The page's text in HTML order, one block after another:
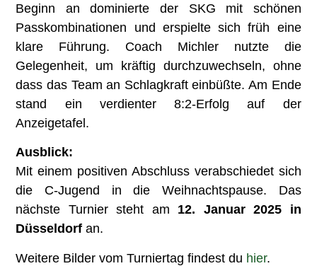
Beginn an dominierte der SKG mit schönen
Passkombinationen und erspielte sich früh eine
klare Führung. Coach Michler nutzte die
Gelegenheit, um kräftig durchzuwechseln, ohne
dass das Team an Schlagkraft einbüßte. Am Ende
stand ein verdienter 8:2-Erfolg auf der
Anzeigetafel.
Ausblick:
Mit einem positiven Abschluss verabschiedet sich
die C-Jugend in die Weihnachtspause. Das
nächste Turnier steht am 12. Januar 2025 in
Düsseldorf an.
Weitere Bilder vom Turniertag findest du hier.